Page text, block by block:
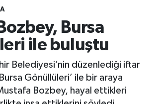
Bursa
ile buluştu
Belediyesi’nin düzenlediği iftar
Gönüllüleri’ ile bir araya
Bozbey, hayal ettikleri
Haberleri